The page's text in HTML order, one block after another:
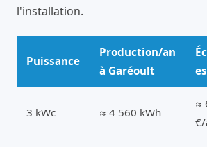
l'installation.
Puissance
Production/an
à Garéoult
3 kWc ≈ 4 560 kWh
≈